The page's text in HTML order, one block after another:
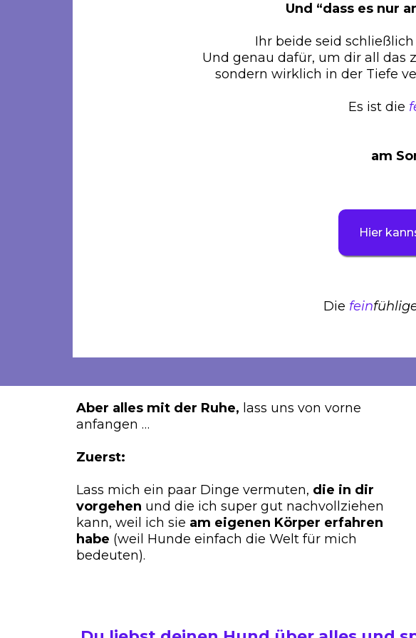
Und “dass es nur
Ihr beide seid
Und genau dafür, um dir all das
sondern wirklich in der Tiefe
Es ist die
am
Hier
Die fein
Aber alles mit der Ruhe, lass uns von vorne
anfangen …
Zuerst:
Lass mich ein paar Dinge vermuten, die in dir
vorgehen und die ich super gut nachvollziehen
kann, weil ich sie am eigenen Körper erfahren
habe (weil Hunde einfach die Welt für mich
bedeuten).